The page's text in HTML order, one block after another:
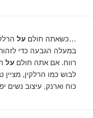
…כשאתה חולםעל
במעלה הגבעה כדי
רווח. אם אתה חולםעל
לבוש כמו הרלקין,
כוח וארנק. עיצוב נשים